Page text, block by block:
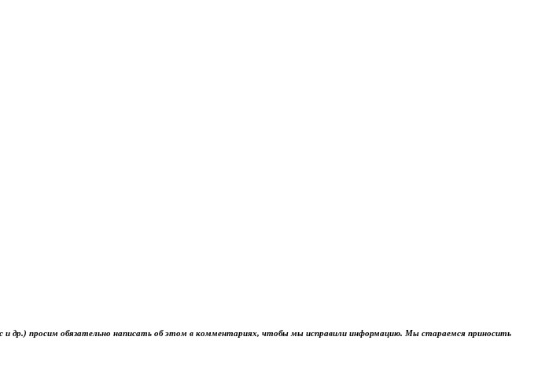
и др.) просим обязательно написать об этом в комментариях, чтобы мы исправили информацию. Мы стараемся приносить